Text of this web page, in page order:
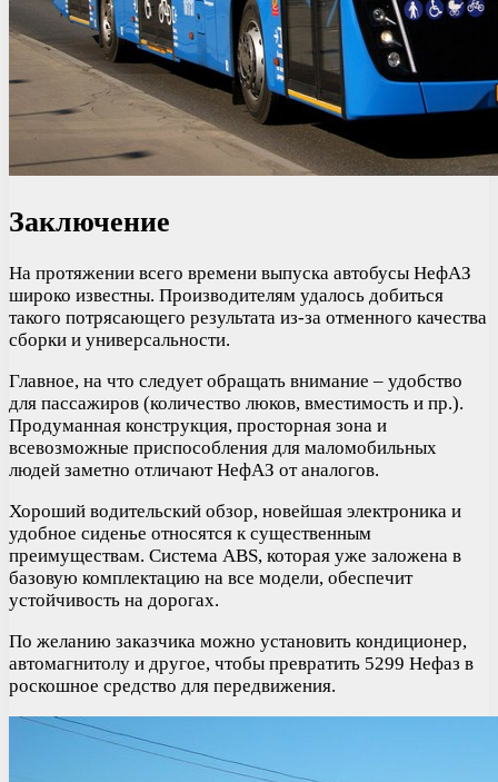
Заключение
На протяжении всего времени выпуска автобусы НефАЗ
широко известны. Производителям удалось добиться
такого потрясающего результата из-за отменного качества
сборки и универсальности.
Главное, на что следует обращать внимание – удобство
для пассажиров (количество люков, вместимость и пр.).
Продуманная конструкция, просторная зона и
всевозможные приспособления для маломобильных
людей заметно отличают НефАЗ от аналогов.
Хороший водительский обзор, новейшая электроника и
удобное сиденье относятся к существенным
преимуществам. Система ABS, которая уже заложена в
базовую комплектацию на все модели, обеспечит
устойчивость на дорогах.
По желанию заказчика можно установить кондиционер,
автомагнитолу и другое, чтобы превратить 5299 Нефаз в
роскошное средство для передвижения.